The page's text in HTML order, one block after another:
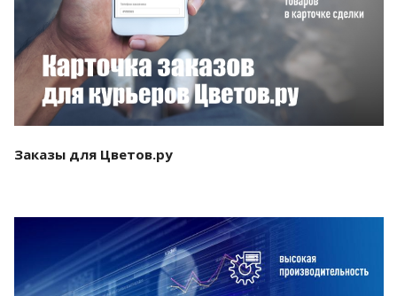
Заказы для Цветов.ру